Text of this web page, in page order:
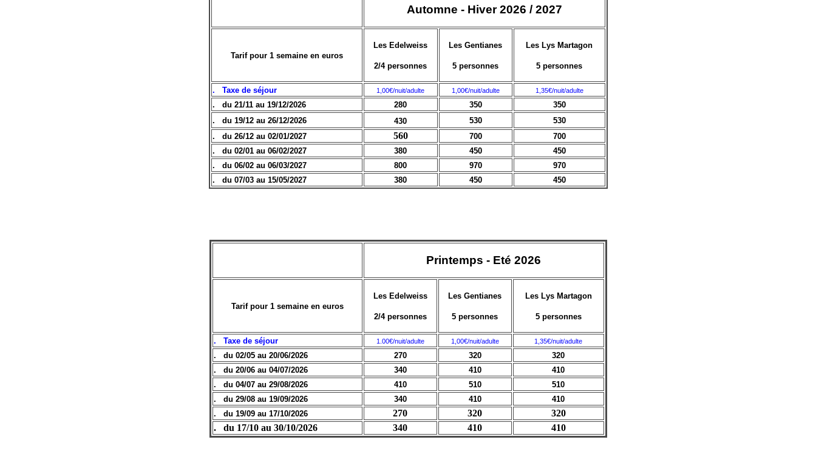
Automne - Hiver 2026 / 2027
Tarif pour 1 semaine en euros
Les Edelweiss
2/4 personnes
Les Gentianes
5 personnes
Les Lys Martagon
5 personnes
. Taxe de séjour 1,00€/nuit/adulte 1,00€/nuit/adulte 1,35€/nuit/adulte
. du 21/11 au 19/12/2026 280 350
350
. du 19/12 au 26/12/2026 430 530
530
. du 26/12 au 02/01/2027 560 700
700
. du 02/01 au 06/02/2027
380 450
450
. du 06/02 au 06/03/2027
800 970
970
. du 07/03 au 15/05/2027
380 450 450
Printemps - Eté 2026
Tarif pour 1 semaine en euros
Les Edelweiss
2/4 personnes
Les Gentianes
5 personnes
Les Lys Martagon
5 personnes
. Taxe de séjour 1.00€/nuit/adulte 1,00€/nuit/adulte 1,35€/nuit/adulte
. du 02/05 au 20/06/2026 270 320
320
. du 20/06 au 04/07/2026
340 410
410
. du 04/07 au 29/08/2026
410 510
510
. du 29/08 au 19/09/2026
340 410
410
. du 19/09 au 17/10/2026
270 320
320
. du 17/10 au 30/10/2026 340 410 410